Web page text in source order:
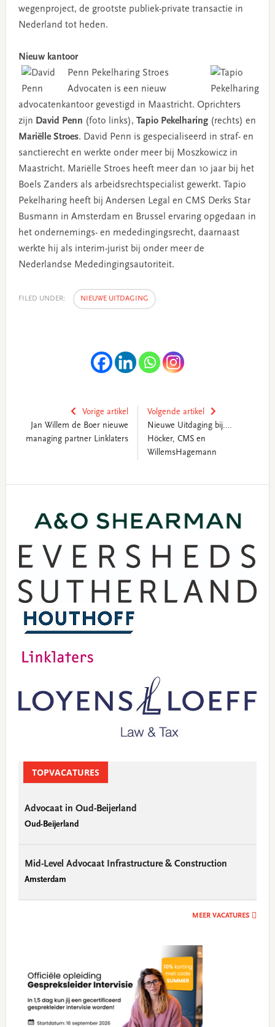
wegenproject, de grootste publiek-private transactie in
Nederland tot heden.
Nieuw kantoor
Penn Pekelharing Stroes
Advocaten is een nieuw
advocatenkantoor gevestigd in Maastricht. Oprichters
zijn David Penn (foto links), Tapio Pekelharing(rechts) en
Mariëlle Stroes. David Penn is gespecialiseerd in straf- en
sanctierecht en werkte onder meer bij Moszkowicz in
Maastricht. Mariëlle Stroes heeft meer dan 10 jaar bij het
Boels Zanders als arbeidsrechtspecialist gewerkt. Tapio
Pekelharing heeft bij Andersen Legal en CMS Derks Star
Busmann in Amsterdam en Brussel ervaring opgedaan in
het ondernemings- en mededingingsrecht, daarnaast
werkte hij als interim-jurist bij onder meer de
Nederlandse Mededingingsautoriteit.
FILED UNDER: NIEUWE UITDAGING
Vorige artikel
Jan Willem de Boer nieuwe
managing partner Linklaters
Volgende artikel
Nieuwe Uitdaging bij….
Höcker, CMS en
WillemsHagemann
TOPVACATURES
Advocaat in Oud-Beijerland
Oud-Beijerland
Mid-Level Advocaat Infrastructure & Construction
Amsterdam
MEER VACATURES